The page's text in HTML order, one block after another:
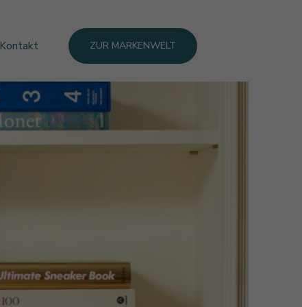
Kontakt ZUR MARKENWELT